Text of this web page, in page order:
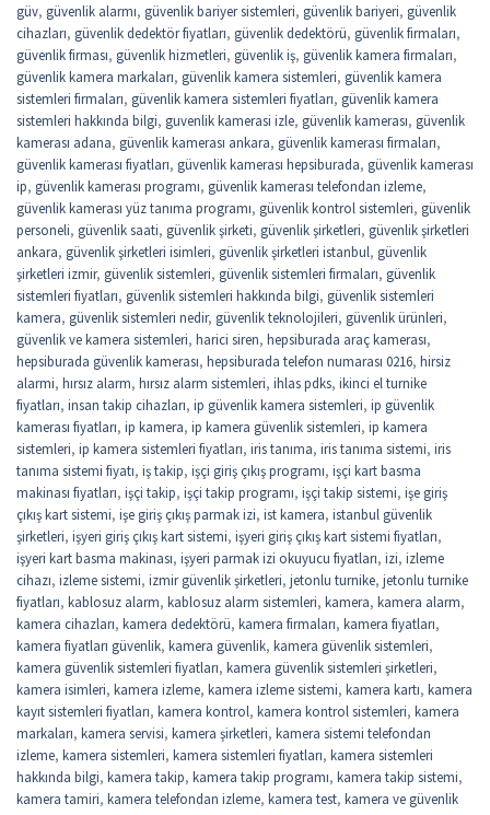
güv, güvenlik alarmı, güvenlik bariyer sistemleri, güvenlik bariyeri, güvenlik
cihazları, güvenlik dedektör fiyatları, güvenlik dedektörü, güvenlik firmaları,
güvenlik firması, güvenlik hizmetleri, güvenlik iş, güvenlik kamera firmaları,
güvenlik kamera markaları, güvenlik kamera sistemleri, güvenlik kamera
sistemleri firmaları, güvenlik kamera sistemleri fiyatları, güvenlik kamera
sistemleri hakkında bilgi, guvenlik kamerasi izle, güvenlik kamerası, güvenlik
kamerası adana, güvenlik kamerası ankara, güvenlik kamerası firmaları,
güvenlik kamerası fiyatları, güvenlik kamerası hepsiburada, güvenlik kamerası
ip, güvenlik kamerası programı, güvenlik kamerası telefondan izleme,
güvenlik kamerası yüz tanıma programı, güvenlik kontrol sistemleri, güvenlik
personeli, güvenlik saati, güvenlik şirketi, güvenlik şirketleri, güvenlik şirketleri
ankara, güvenlik şirketleri isimleri, güvenlik şirketleri istanbul, güvenlik
şirketleri izmir, güvenlik sistemleri, güvenlik sistemleri firmaları, güvenlik
sistemleri fiyatları, güvenlik sistemleri hakkında bilgi, güvenlik sistemleri
kamera, güvenlik sistemleri nedir, güvenlik teknolojileri, güvenlik ürünleri,
güvenlik ve kamera sistemleri, harici siren, hepsiburada araç kamerası,
hepsiburada güvenlik kamerası, hepsiburada telefon numarası 0216, hirsiz
alarmi, hırsız alarm, hırsız alarm sistemleri, ihlas pdks, ikinci el turnike
fiyatları, insan takip cihazları, ip güvenlik kamera sistemleri, ip güvenlik
kamerası fiyatları, ip kamera, ip kamera güvenlik sistemleri, ip kamera
sistemleri, ip kamera sistemleri fiyatları, iris tanıma, iris tanıma sistemi, iris
tanıma sistemi fiyatı, iş takip, işçi giriş çıkış programı, işçi kart basma
makinası fiyatları, işçi takip, işçi takip programı, işçi takip sistemi, işe giriş
çıkış kart sistemi, işe giriş çıkış parmak izi, ist kamera, istanbul güvenlik
şirketleri, işyeri giriş çıkış kart sistemi, işyeri giriş çıkış kart sistemi fiyatları,
işyeri kart basma makinası, işyeri parmak izi okuyucu fiyatları, izi, izleme
cihazı, izleme sistemi, izmir güvenlik şirketleri, jetonlu turnike, jetonlu turnike
fiyatları, kablosuz alarm, kablosuz alarm sistemleri, kamera, kamera alarm,
kamera cihazları, kamera dedektörü, kamera firmaları, kamera fiyatları,
kamera fiyatları güvenlik, kamera güvenlik, kamera güvenlik sistemleri,
kamera güvenlik sistemleri fiyatları, kamera güvenlik sistemleri şirketleri,
kamera isimleri, kamera izleme, kamera izleme sistemi, kamera kartı, kamera
kayıt sistemleri fiyatları, kamera kontrol, kamera kontrol sistemleri, kamera
markaları, kamera servisi, kamera şirketleri, kamera sistemi telefondan
izleme, kamera sistemleri, kamera sistemleri fiyatları, kamera sistemleri
hakkında bilgi, kamera takip, kamera takip programı, kamera takip sistemi,
kamera tamiri, kamera telefondan izleme, kamera test, kamera ve güvenlik